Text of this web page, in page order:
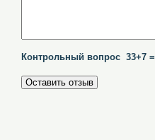
Контрольный вопрос 33+7 =